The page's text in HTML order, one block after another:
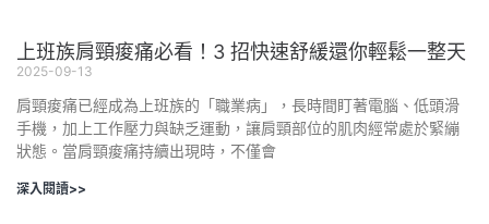
上班族肩頸痠痛必看！3 招快速舒緩還你輕鬆一整天
2025-09-13
肩頸痠痛已經成為上班族的「職業病」，長時間盯著電腦、低頭滑
手機，加上工作壓力與缺乏運動，讓肩頸部位的肌肉經常處於緊繃
狀態。當肩頸痠痛持續出現時，不僅會
深入閱讀>>